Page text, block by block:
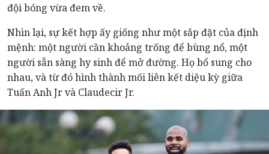
đội bóng vừa đem về.
Nhìn lại, sự kết hợp ấy giống như một sắp đặt của định
mệnh: một người cần khoảng trống để bùng nổ, một
người sẵn sàng hy sinh để mở đường. Họ bổ sung cho
nhau, và từ đó hình thành mối liên kết diệu kỳ giữa
Tuấn Anh Jr và Claudecir Jr.